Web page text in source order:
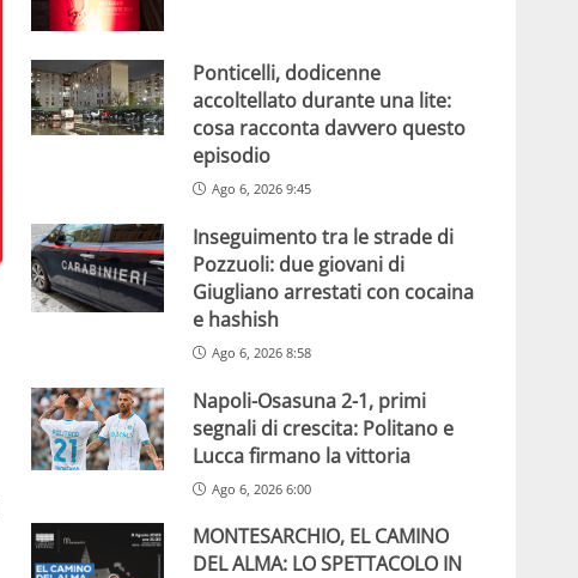
Ponticelli, dodicenne
accoltellato durante una lite:
cosa racconta davvero questo
episodio
Ago 6, 2026 9:45
Inseguimento tra le strade di
Pozzuoli: due giovani di
Giugliano arrestati con cocaina
e hashish
Ago 6, 2026 8:58
Napoli-Osasuna 2-1, primi
segnali di crescita: Politano e
Lucca firmano la vittoria
Ago 6, 2026 6:00
MONTESARCHIO, EL CAMINO
DEL ALMA: LO SPETTACOLO IN